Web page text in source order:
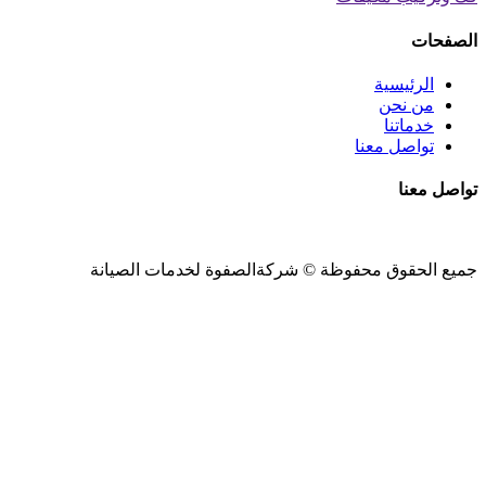
الصفحات
الرئيسية
من نحن
خدماتنا
تواصل معنا
تواصل معنا
جميع الحقوق محفوظة © شركةالصفوة لخدمات الصيانة